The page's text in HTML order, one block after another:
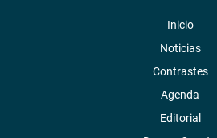
Inicio
Noticias
Contrastes
Agenda
Editorial